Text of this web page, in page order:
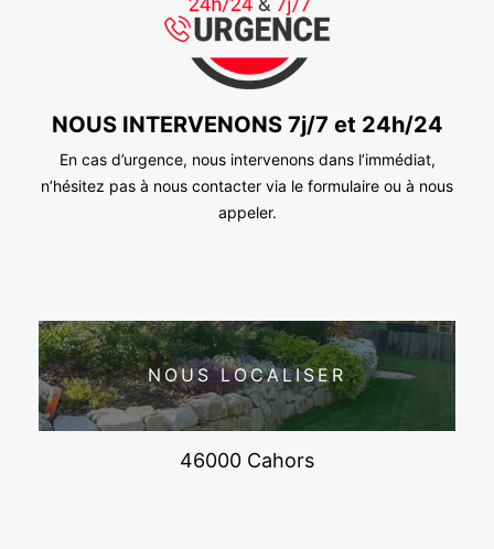
NOUS INTERVENONS 7j/7 et 24h/24
En cas d’urgence, nous intervenons dans l’immédiat,
n’hésitez pas à nous contacter via le formulaire ou à nous
appeler.
NOUS LOCALISER
46000 Cahors